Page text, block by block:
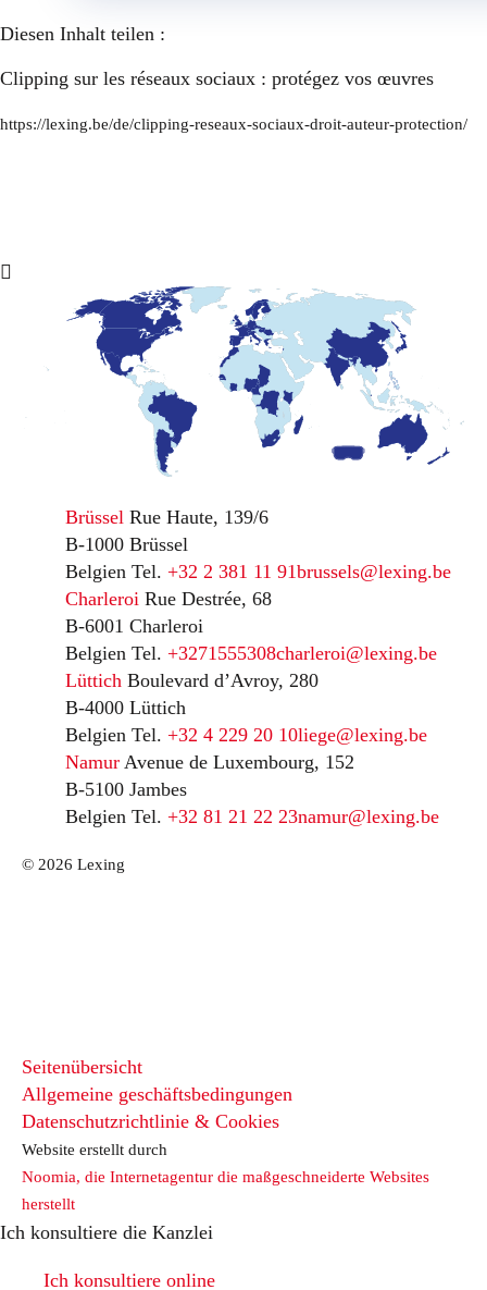
Diesen Inhalt teilen :
Clipping sur les réseaux sociaux : protégez vos œuvres
https://lexing.be/de/clipping-reseaux-sociaux-droit-auteur-protection/
Brüssel Rue Haute, 139/6
B-1000 Brüssel
Belgien Tel. +32 2 381 11 91brussels@lexing.be
Charleroi Rue Destrée, 68
B-6001 Charleroi
Belgien Tel. +3271555308charleroi@lexing.be
Lüttich Boulevard d’Avroy, 280
B-4000 Lüttich
Belgien Tel. +32 4 229 20 10liege@lexing.be
Namur Avenue de Luxembourg, 152
B-5100 Jambes
Belgien Tel. +32 81 21 22 23namur@lexing.be
© 2026 Lexing
Seitenübersicht
Allgemeine geschäftsbedingungen
Datenschutzrichtlinie & Cookies
Website erstellt durch
Noomia, die Internetagentur die maßgeschneiderte Websites
herstellt
Ich konsultiere die Kanzlei
Ich konsultiere online